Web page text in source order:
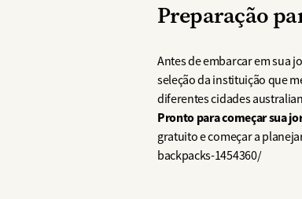
Preparação
Antes de embarcar em sua
seleção da instituição que
diferentes cidades
Pronto para começar sua
gratuito e começar a
backpacks-1454360/